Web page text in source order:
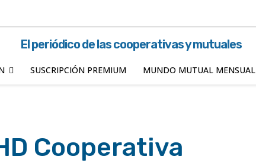
El periódico de las cooperativas y mutuales
SUSCRIPCIÓN PREMIUM MUNDO MUTUAL MENSUAL
Cooperativa